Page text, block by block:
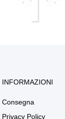
INFORMAZIONI
Consegna
Privacy Policy